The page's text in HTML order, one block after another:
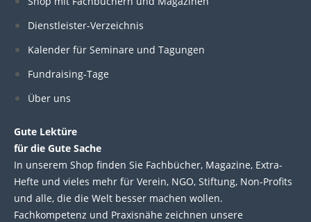
e
d
i
n
b
o
o
t
e
u
b
Dienstleister-Verzeichnis
Kalender für Seminare und Tagungen
Fundraising-Tage
Über uns
Gute Lektüre
für die Gute Sache
In unserem Shop finden Sie Fachbücher, Magazine, Extra-
Hefte und vieles mehr für Verein, NGO, Stiftung, Non-Profits
und alle, die die Welt besser machen wollen.
Fachkompetenz und Praxisnähe zeichnen unsere